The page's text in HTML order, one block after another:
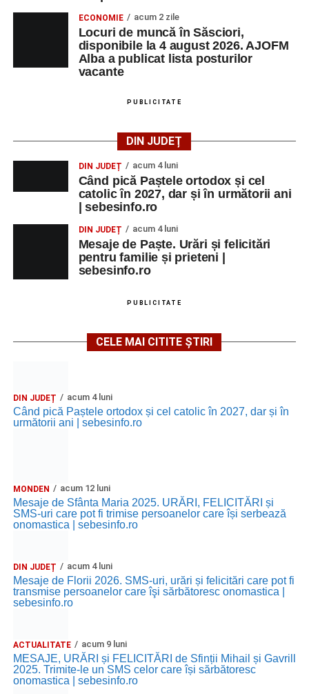
ECONOMIE acum 2 zile
Locuri de muncă în Săsciori,
disponibile la 4 august 2026. AJOFM
Alba a publicat lista posturilor
vacante
PUBLICITATE
DIN JUDEȚ
DIN JUDEȚ acum 4 luni
Când pică Paștele ortodox și cel
catolic în 2027, dar și în următorii ani
| sebesinfo.ro
DIN JUDEȚ acum 4 luni
Mesaje de Paște. Urări și felicitări
pentru familie și prieteni |
sebesinfo.ro
PUBLICITATE
CELE MAI CITITE ȘTIRI
DIN JUDEȚ acum 4 luni
Când pică Paștele ortodox și cel catolic în 2027, dar și în
următorii ani | sebesinfo.ro
MONDEN acum 12 luni
Mesaje de Sfânta Maria 2025. URĂRI, FELICITĂRI și
SMS-uri care pot fi trimise persoanelor care își serbează
onomastica | sebesinfo.ro
DIN JUDEȚ acum 4 luni
Mesaje de Florii 2026. SMS-uri, urări și felicitări care pot fi
transmise persoanelor care îşi sărbătoresc onomastica |
sebesinfo.ro
ACTUALITATE acum 9 luni
MESAJE, URĂRI și FELICITĂRI de Sfinții Mihail și Gavrill
2025. Trimite-le un SMS celor care își sărbătoresc
onomastica | sebesinfo.ro